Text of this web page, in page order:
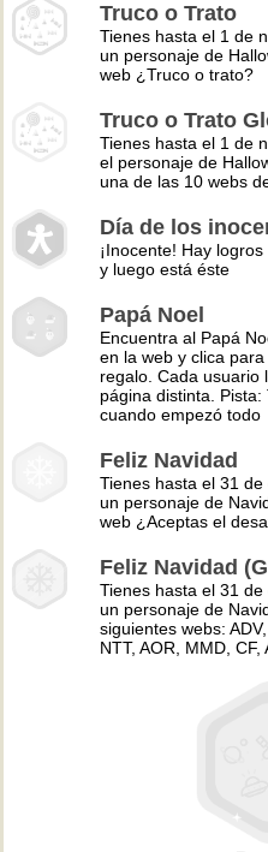
Truco o Trato
Tienes hasta el 1 de
un personaje de
web ¿Truco o trato?
Truco o Trato
Tienes hasta el 1 de
el personaje de
una de las 10 webs
Día de los
¡Inocente! Hay
y luego está éste
Papá Noel
Encuentra al Papá
en la web y clica
regalo. Cada usuario
página distinta.
cuando empezó todo
Feliz Navidad
Tienes hasta el 31
un personaje de
web ¿Aceptas el
Feliz Navidad
Tienes hasta el 31
un personaje de
siguientes webs:
NTT, AOR, MMD, CF,